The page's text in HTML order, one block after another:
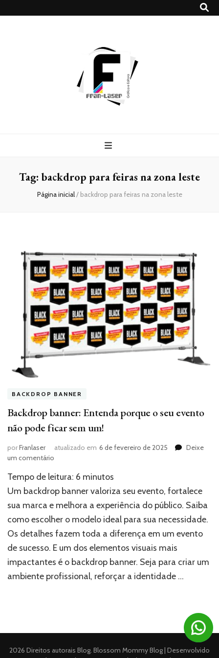
Tag: backdrop para feiras na zona leste
Página inicial/ backdrop para feiras na zona leste
BACKDROP BANNER
Backdrop banner: Entenda porque o seu evento
não pode ficar sem um!
porFranlaser atualizado em 6 de fevereiro de 2025
Deixe
um comentário
banner:
Entenda
porque
o
seu
evento
não
pode
ficar
sem
um!
Tempo de leitura: 6 minutos
Um backdrop banner valoriza seu evento, fortalece
sua marca e melhora a experiência do público. Saiba
como escolher o modelo ideal para sua necessidade.
Os detalhes fazem toda a diferença em um evento
de sucesso. E um dos elementos visuais mais
impactantes é o backdrop banner. Seja para criar um
ambiente profissional, reforçar a identidade …
2026 Direitos autorais Blog. Blossom Mommy Blog | Desenvolvido